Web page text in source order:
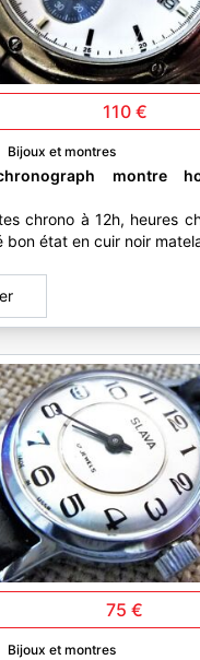
110 €
Bijoux et montres
montre
chrono à 12h, heures
bon état en cuir noir
75 €
Bijoux et montres